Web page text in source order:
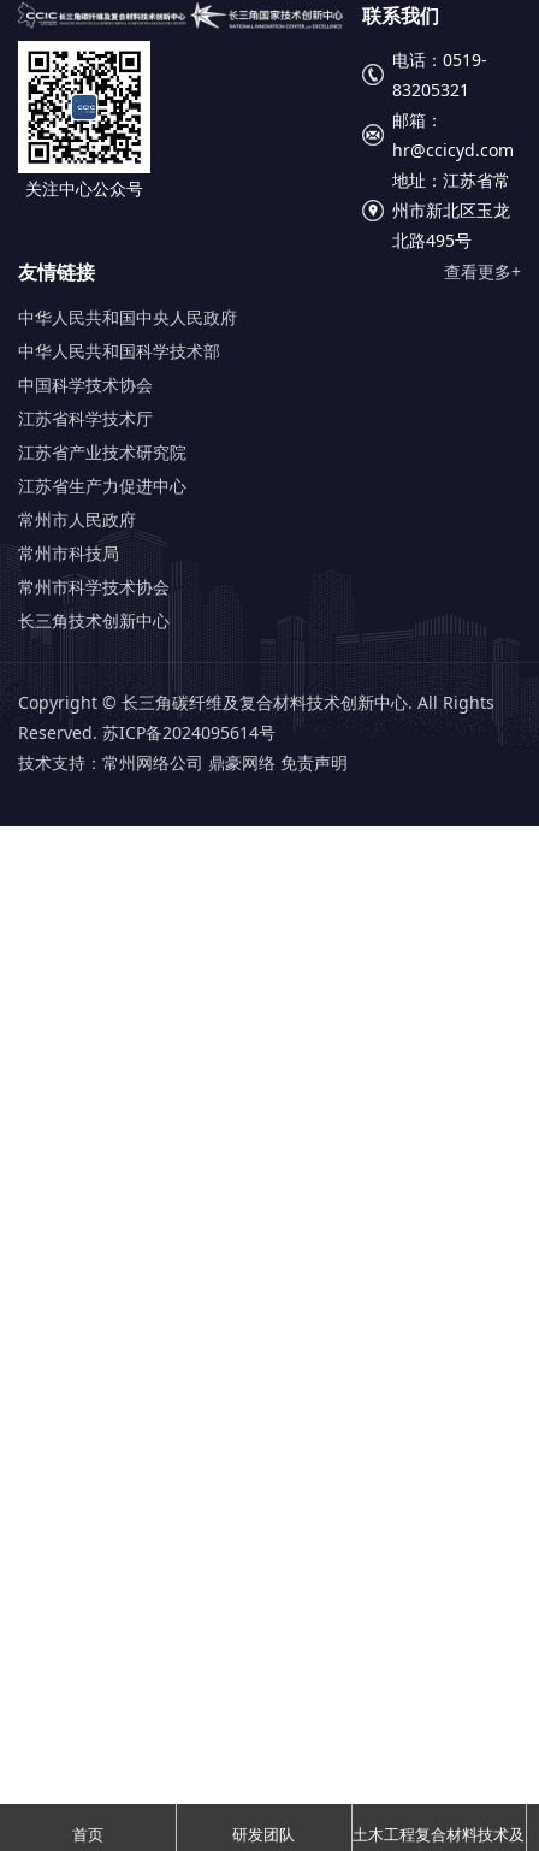
关注中心公众号
联系我们
电话：0519-
83205321
邮箱：
hr@ccicyd.com
地址：江苏省常
州市新北区玉龙
北路495号
友情链接
查看更多+
中华人民共和国中央人民政府
中华人民共和国科学技术部
中国科学技术协会
江苏省科学技术厅
江苏省产业技术研究院
江苏省生产力促进中心
常州市人民政府
常州市科技局
常州市科学技术协会
长三角技术创新中心
Copyright © 长三角碳纤维及复合材料技术创新中心. All Rights
Reserved. 苏ICP备2024095614号
技术支持： 常州网络公司 鼎豪网络 免责声明
首页 研发团队 土木工程复合材料技术及